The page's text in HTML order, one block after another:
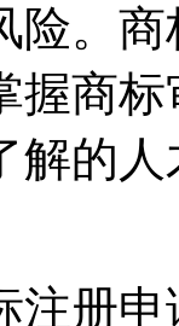
险。
握商
解的
注册